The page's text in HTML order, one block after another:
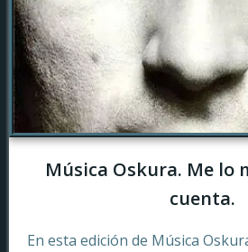
Música Oskura. Me lo
cuenta.
En esta edición de Música